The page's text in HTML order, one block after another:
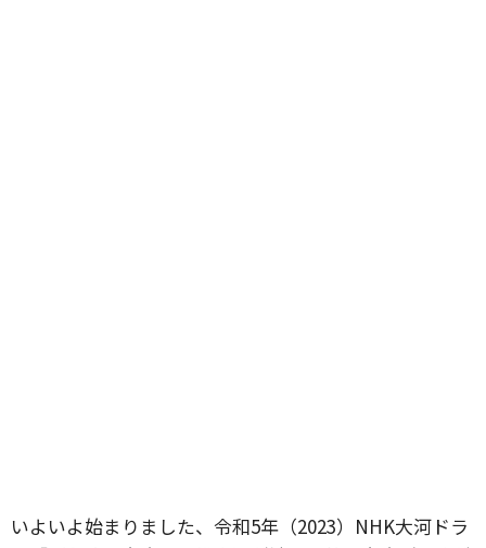
いよいよ始まりました、令和5年（2023）NHK大河ドラ